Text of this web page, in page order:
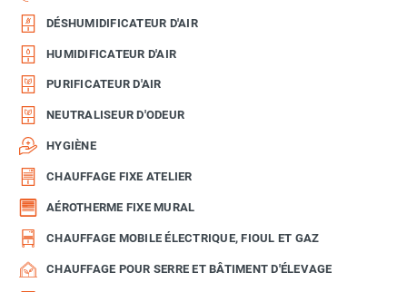
DÉSHUMIDIFICATEUR D'AIR
HUMIDIFICATEUR D'AIR
PURIFICATEUR D'AIR
NEUTRALISEUR D'ODEUR
HYGIÈNE
CHAUFFAGE FIXE ATELIER
AÉROTHERME FIXE MURAL
CHAUFFAGE MOBILE ÉLECTRIQUE, FIOUL ET GAZ
CHAUFFAGE POUR SERRE ET BÂTIMENT D'ÉLEVAGE